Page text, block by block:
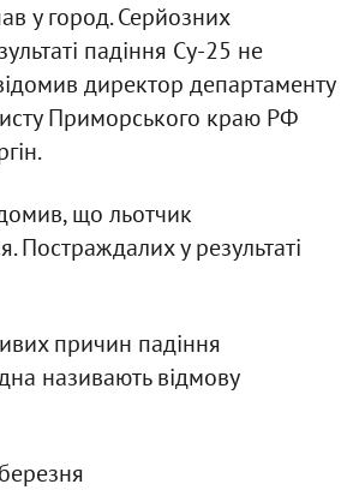
у город. Серйозних
падіння Су-25 не
директор департаменту
Приморського краю РФ
що льотчик
Постраждалих у результаті
причин падіння
називають відмову